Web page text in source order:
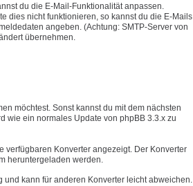
du die E-Mail-Funktionalität anpassen.
dies nicht funktionieren, so kannst du die E-Mails
angeben. (Achtung: SMTP-Server von
übernehmen.
möchtest. Sonst kannst du mit dem nächsten
wie ein normales Update von phpBB 3.3.x zu
verfügbaren Konverter angezeigt. Der Konverter
heruntergeladen werden.
und kann für anderen Konverter leicht abweichen.